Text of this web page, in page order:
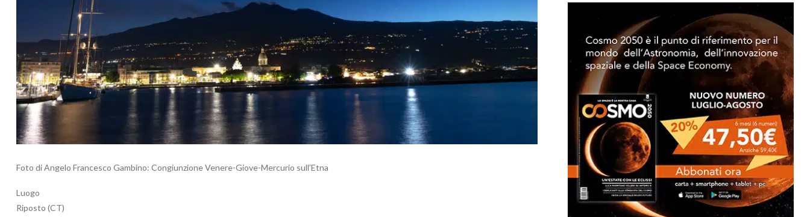
Foto di Angelo Francesco Gambino: Congiunzione Venere-Giove-Mercurio sull’Etna
Luogo
Riposto (CT)